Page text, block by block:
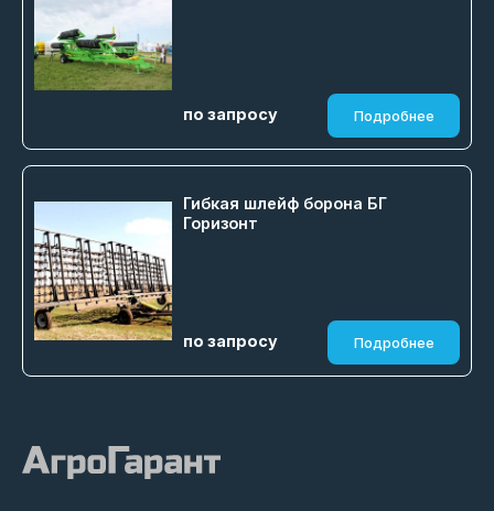
по запросу Подробнее
Гибкая шлейф борона БГ
Горизонт
по запросу Подробнее